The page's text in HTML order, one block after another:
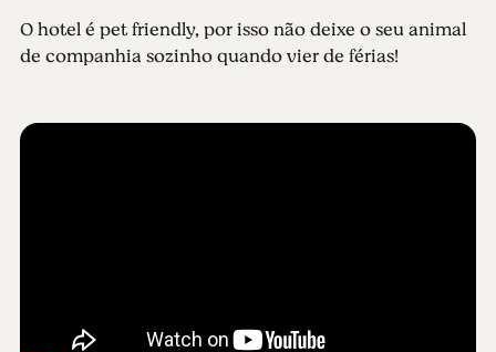
O hotel é pet friendly, por isso não deixe o seu animal
de companhia sozinho quando vier de férias!